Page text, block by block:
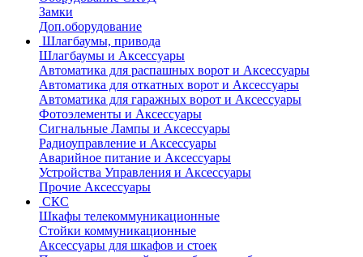
Замки
Доп.оборудование
Шлагбаумы, привода
Шлагбаумы и Аксессуары
Автоматика для распашных ворот и Аксессуары
Автоматика для откатных ворот и Аксессуары
Автоматика для гаражных ворот и Аксессуары
Фотоэлементы и Аксессуары
Сигнальные Лампы и Аксессуары
Радиоуправление и Аксессуары
Аварийное питание и Аксессуары
Устройства Управления и Аксессуары
Прочие Аксессуары
СКС
Шкафы телекоммуникационные
Стойки коммуникационные
Аксессуары для шкафов и стоек